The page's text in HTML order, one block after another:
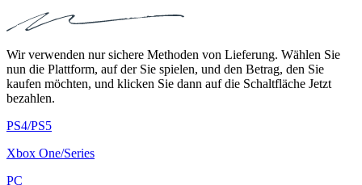
Wir verwenden nur sichere Methoden von Lieferung. Wählen Sie
nun die Plattform, auf der Sie spielen, und den Betrag, den Sie
kaufen möchten, und klicken Sie dann auf die Schaltfläche Jetzt
bezahlen.
PS4/PS5
Xbox One/Series
PC